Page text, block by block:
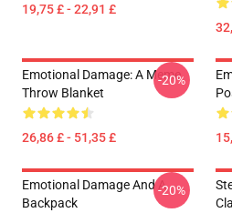
19,75 £ - 22,91 £
Emotional Damage: A Meme
Throw Blanket
26,86 £ - 51,35 £
-20%
Emotional Damage And A
Backpack
-20%